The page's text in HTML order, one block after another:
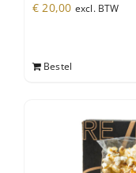
€ 20,00 excl. BTW
Bestel